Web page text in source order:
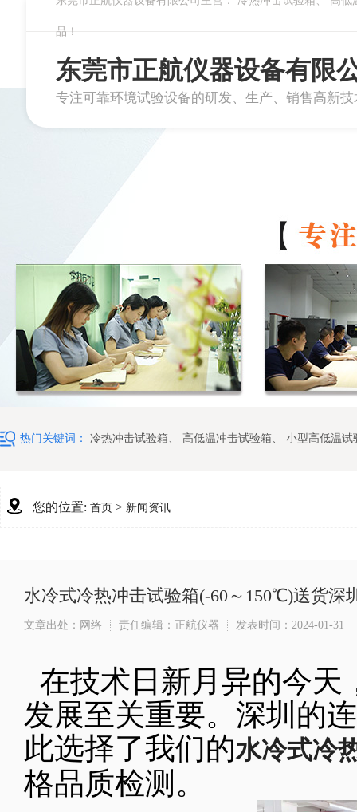
品！
东莞市正航仪器设备有限
专注可靠环境试验设备的研发、生产、销售高新技
热门关键词： 冷热冲击试验箱、 高低温冲击试验箱、 小型高低温试
您的位置: 首页 > 新闻资讯
水冷式冷热冲击试验箱(-60～150℃)送货深
文章出处：网络 责任编辑：正航仪器 发表时间：2024-01-31
在技术日新月异的今天
发展至关重要。深圳的
此选择了我们的水冷式冷
格品质检测。